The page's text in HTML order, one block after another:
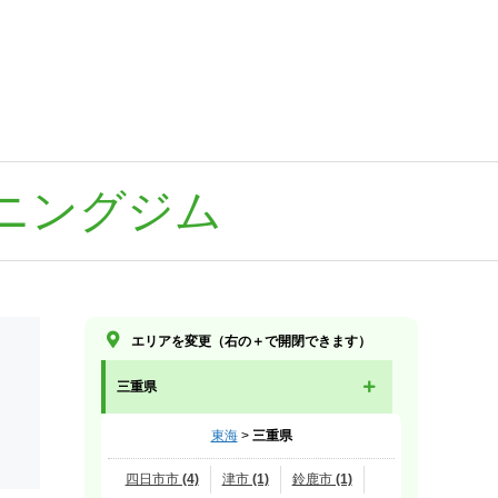
ングジム
エリアを変更（右の＋で開閉できます）
三重県
東海> 三重県
四日市市 (4) 津市 (1)
鈴鹿市 (1)